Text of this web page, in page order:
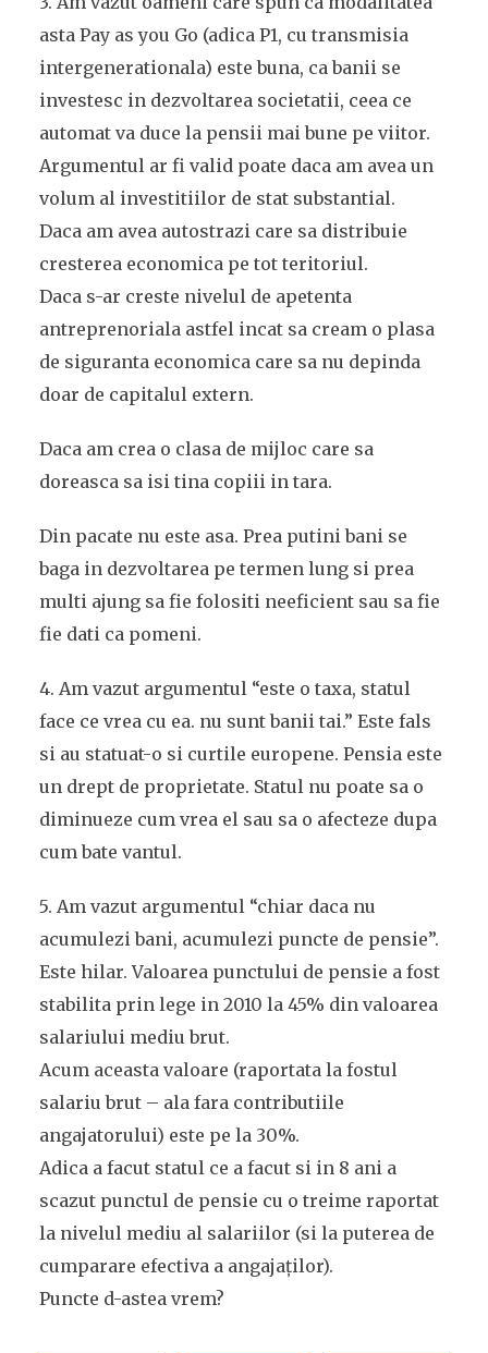
asta Pay as you Go (adica P1, cu transmisia
intergenerationala) este buna, ca banii se
investesc in dezvoltarea societatii, ceea ce
automat va duce la pensii mai bune pe viitor.
Argumentul ar fi valid poate daca am avea un
volum al investitiilor de stat substantial.
Daca am avea autostrazi care sa distribuie
cresterea economica pe tot teritoriul.
Daca s-ar creste nivelul de apetenta
antreprenoriala astfel incat sa cream o plasa
de siguranta economica care sa nu depinda
doar de capitalul extern.
Daca am crea o clasa de mijloc care sa
doreasca sa isi tina copiii in tara.
Din pacate nu este asa. Prea putini bani se
baga in dezvoltarea pe termen lung si prea
multi ajung sa fie folositi neeficient sau sa fie
fie dati ca pomeni.
4. Am vazut argumentul “este o taxa, statul
face ce vrea cu ea. nu sunt banii tai.” Este fals
si au statuat-o si curtile europene. Pensia este
un drept de proprietate. Statul nu poate sa o
diminueze cum vrea el sau sa o afecteze dupa
cum bate vantul.
5. Am vazut argumentul “chiar daca nu
acumulezi bani, acumulezi puncte de pensie”.
Este hilar. Valoarea punctului de pensie a fost
stabilita prin lege in 2010 la 45% din valoarea
salariului mediu brut.
Acum aceasta valoare (raportata la fostul
salariu brut – ala fara contributiile
angajatorului) este pe la 30%.
Adica a facut statul ce a facut si in 8 ani a
scazut punctul de pensie cu o treime raportat
la nivelul mediu al salariilor (si la puterea de
cumparare efectiva a angajaților).
Puncte d-astea vrem?